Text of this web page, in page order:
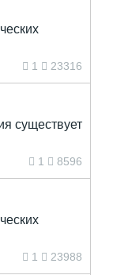
1 23316
существует
1 8596
1 23988